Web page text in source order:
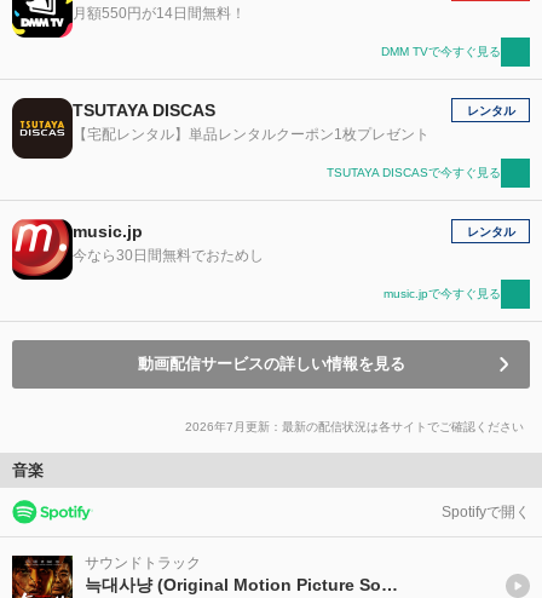
月額550円が14日間無料！
DMM TVで今すぐ見る
TSUTAYA DISCAS
【宅配レンタル】単品レンタルクーポン1枚プレゼント
レンタル
TSUTAYA DISCASで今すぐ見る
music.jp
今なら30日間無料でおためし
レンタル
music.jpで今すぐ見る
動画配信サービスの詳しい情報を見る
2026年7月更新：最新の配信状況は各サイトでご確認ください
音楽
Spotifyで開く
サウンドトラック
늑대사냥 (Original Motion Picture Soundtrack)